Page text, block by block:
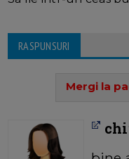
RASPUNSURI
Mergi la